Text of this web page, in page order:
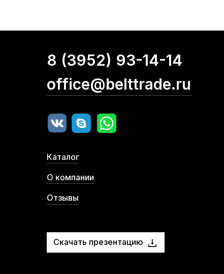
8 (3952) 93-14-14
office@belttrade.ru
Каталог
О компании
Отзывы
Скачать презентацию